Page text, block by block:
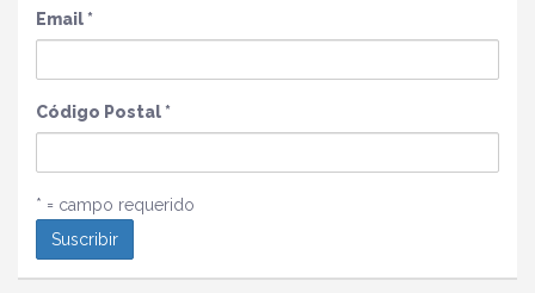
Email*
Código Postal*
* = campo requerido